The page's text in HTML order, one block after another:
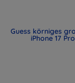
Guess körniges
iPhone 17